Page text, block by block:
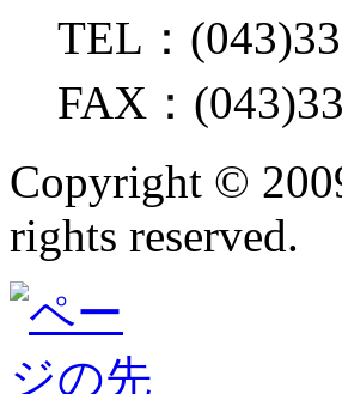
TEL：
FAX：
Copyright ©
rights reserved.